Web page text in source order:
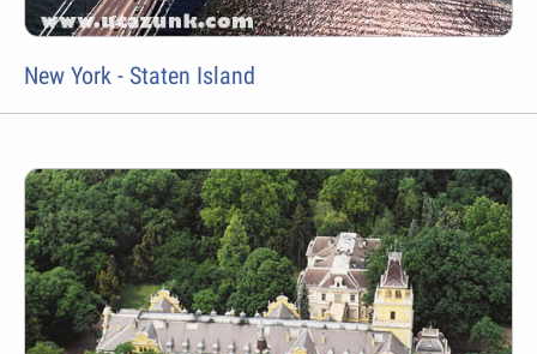
New York - Staten Island